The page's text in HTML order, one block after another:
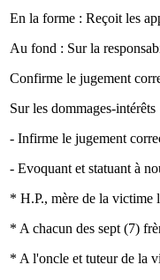
En la forme : Reçoit les
Au fond : Sur la
Confirme le jugement
Sur les dommages-intérêts
- Infirme le jugement
- Evoquant et statuant à
* H.P., mère de la victime
* A chacun des sept (7)
* A l'oncle et tuteur de la